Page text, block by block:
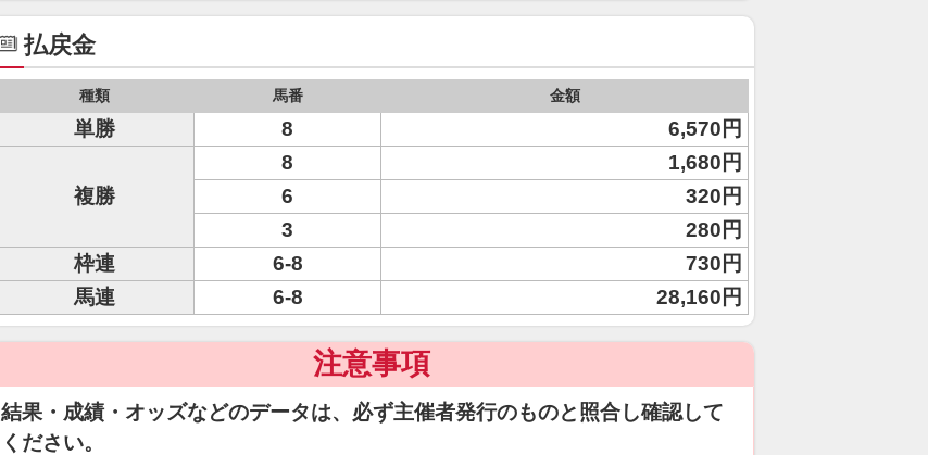
払戻金
種類 馬番 金額
単勝 8 6,570円
複勝
8
1,680円
6
320円
3
280円
枠連
6-8
730円
馬連
6-8 28,160円
注意事項
結果・成績・オッズなどのデータは、必ず主催者発行のものと照合し確認して
ください。